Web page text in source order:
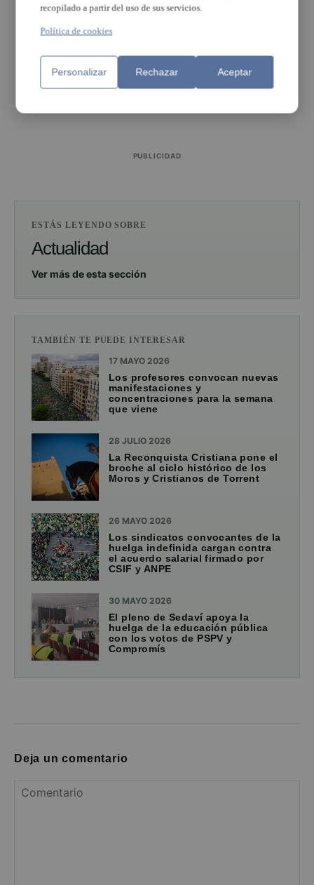
PUBLICIDAD
ESTÁS LEYENDO SOBRE
Actualidad
Ver más de esta sección
TAMBIÉN TE PUEDE INTERESAR
17 MAYO 2026
Los profesores convocan nuevas
manifestaciones y
concentraciones para la semana
que viene
28 JULIO 2026
La Reconquista Cristiana pone el
broche al ciclo histórico de los
Moros y Cristianos de Torrent
26 MAYO 2026
Los sindicatos convocantes de la
huelga indefinida cargan contra
el acuerdo salarial firmado por
CSIF y ANPE
30 MAYO 2026
El pleno de Sedaví apoya la
huelga de la educación pública
con los votos de PSPV y
Compromís
Deja un comentario
recopilado a partir del uso de sus servicios.
Política de cookies
Personalizar Rechazar Aceptar